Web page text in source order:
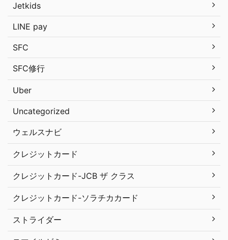
Jetkids
LINE pay
SFC
SFC修行
Uber
Uncategorized
ウェルスナビ
クレジットカード
クレジットカード-JCB ザ クラス
クレジットカード-ソラチカカード
ストライダー